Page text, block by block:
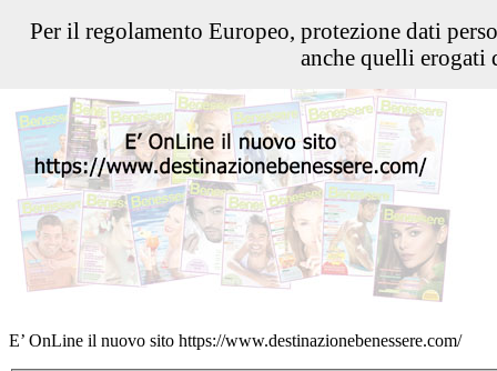
E’ OnLine il nuovo sito https://www.destinazionebenessere.com/
Per il regolamento Europeo, protezione dati
anche quelli erogati